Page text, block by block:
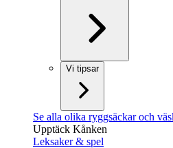
Vi tipsar
Se alla olika ryggsäckar och
Upptäck Kånken
Leksaker & spel